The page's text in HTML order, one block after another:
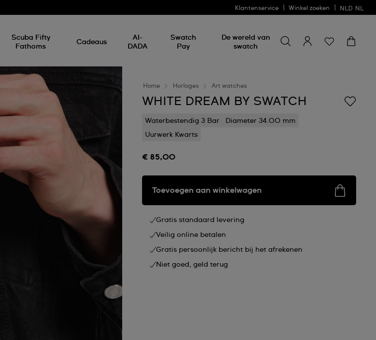
Klantenservice Winkel zoeken NLD NL
Scuba Fifty
Fathoms
Cadeaus
AI-
DADA
Swatch
Pay
De wereld van
swatch
naar
iets
Home Horloges Art watches
WHITE DREAM BY SWATCH
Waterbestendig 3 Bar
Diameter 34.00 mm
Uurwerk Kwarts
€ 85,00
Toevoegen aan winkelwagen
Gratis standaard levering
Veilig online betalen
Gratis persoonlijk bericht bij het afrekenen
Niet goed, geld terug